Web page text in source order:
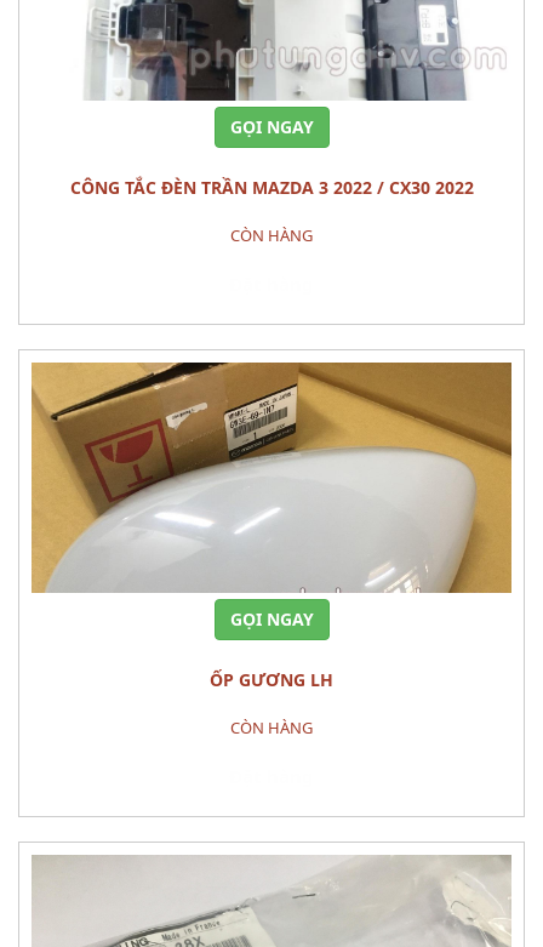
GỌI NGAY
CÔNG TẮC ĐÈN TRẦN MAZDA 3 2022 / CX30 2022
CÒN HÀNG
GỌI NGAY
ỐP GƯƠNG LH
CÒN HÀNG